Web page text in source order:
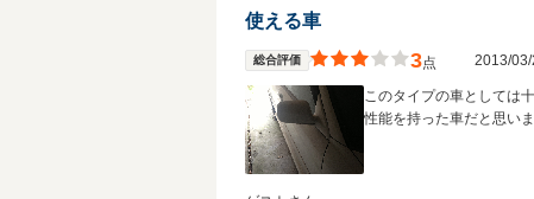
使える車
総合評価 3点 2013/
このタイプの車としては
性能を持った車だと思いま